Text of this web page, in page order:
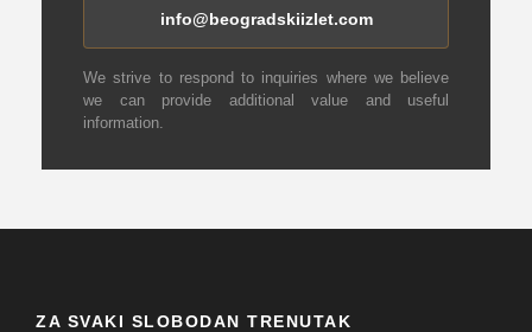
info@beogradskiizlet.com
We strive to respond to inquiries where we believe
we can provide additional value and useful
information.
ZA SVAKI SLOBODAN TRENUTAK